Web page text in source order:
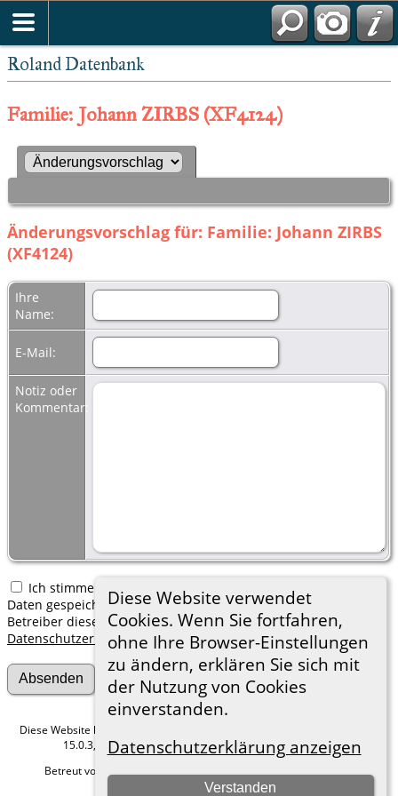
Roland Datenbank
Diese Website verwendet
Cookies. Wenn Sie fortfahren,
ohne Ihre Browser-Einstellungen
zu ändern, erklären Sie sich mit
der Nutzung von Cookies
einverstanden.
Datenschutzerklärung anzeigen
Verstanden
Familie: Johann ZIRBS (XF4124)
Änderungsvorschlag für: Familie: Johann ZIRBS
(XF4124)
Ihre
Name:
E-Mail:
Notiz oder
Kommentar:
Ich stimme zu, dass meine hier erfassten persönlichen
Daten gespeichert werden. Ich verstehe, dass ich jederzeit den
Betreiber dieser Website bitten kann, diese Daten zu löschen.
Datenschutzerklärung
Diese Website läuft mit
15.0.3, programmiert von Darrin Lythgoe © 2001-2026.
Betreut von